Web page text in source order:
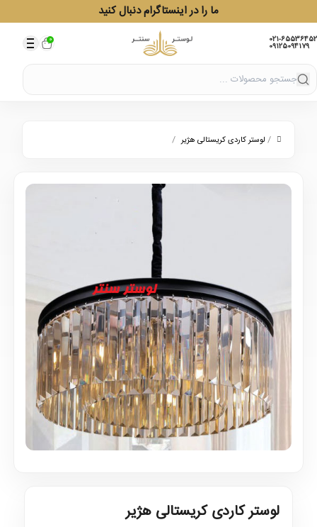
ما را در اینستاگرام دنبال کنید
021-65536452
09125094179
0
/ لوستر کاردی کریستالی هژیر /
لوستر کاردی کریستالی هژیر